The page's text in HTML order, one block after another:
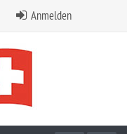
Anmelden